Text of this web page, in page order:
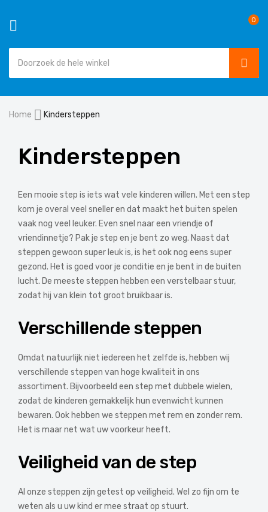
0
naar
Home Kindersteppen
Kindersteppen
Een mooie step is iets wat vele kinderen willen. Met een step
kom je overal veel sneller en dat maakt het buiten spelen
vaak nog veel leuker. Even snel naar een vriendje of
vriendinnetje? Pak je step en je bent zo weg. Naast dat
steppen gewoon super leuk is, is het ook nog eens super
gezond. Het is goed voor je conditie en je bent in de buiten
lucht. De meeste steppen hebben een verstelbaar stuur,
zodat hij van klein tot groot bruikbaar is.
Verschillende steppen
Omdat natuurlijk niet iedereen het zelfde is, hebben wij
verschillende steppen van hoge kwaliteit in ons
assortiment. Bijvoorbeeld een step met dubbele wielen,
zodat de kinderen gemakkelijk hun evenwicht kunnen
bewaren. Ook hebben we steppen met rem en zonder rem.
Het is maar net wat uw voorkeur heeft.
Veiligheid van de step
Al onze steppen zijn getest op veiligheid. Wel zo fijn om te
weten als u uw kind er mee straat op stuurt.